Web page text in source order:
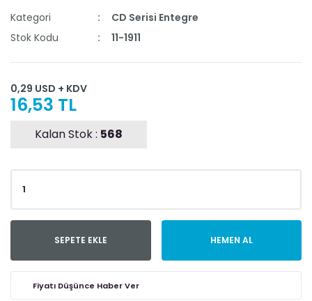
Kategori
CD Serisi Entegre
Stok Kodu
11-1911
0,29 USD + KDV
16,53 TL
Kalan Stok : 568
SEPETE EKLE HEMEN AL
Fiyatı Düşünce Haber Ver